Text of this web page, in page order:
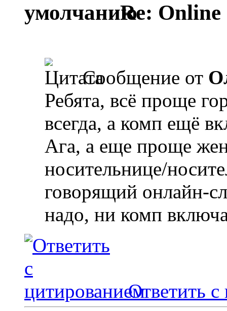
Re: Online
Сообщение от
Ребята, всё проще
всегда, а комп ещё
Ага, а еще проще
носительнице/
говорящий онлайн-
надо, ни комп
Ответить с